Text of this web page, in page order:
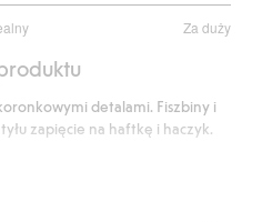
Za duży
detalami. Fiszbiny i
zapięcie na haftkę i haczyk.